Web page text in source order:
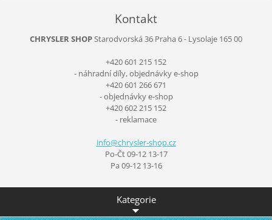
Kontakt
CHRYSLER SHOPStarodvorská 36 Praha 6 - Lysolaje 165 00
+420 601 215 152
- náhradní díly, objednávky e-shop
+420 601 266 671
- objednávky e-shop
+420 602 215 152
- reklamace
info@chrysler-shop.cz
Po-Čt 09-12 13-17
Pa 09-12 13-16
Kategorie